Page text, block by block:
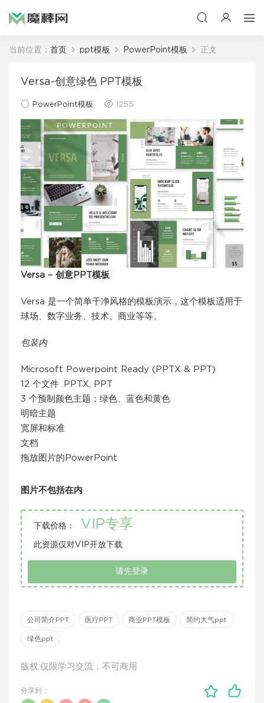
当前位置： 首页 ppt模板 PowerPoint模板 正文
Versa-创意绿色 PPT模板
PowerPoint模板 1255
Versa – 创意PPT模板
Versa 是一个简单干净风格的模板演示，这个模板适用于
球场、数字业务、技术、商业等等。
包装内
Microsoft Powerpoint Ready (PPTX & PPT)
12 个文件 .PPTX, PPT
3 个预制颜色主题：绿色、蓝色和黄色
明暗主题
宽屏和标准
文档
拖放图片的PowerPoint
图片不包括在内
下载价格： VIP专享
此资源仅对VIP开放下载
请先登录
公司简介PPT 医疗PPT 商业PPT模板 简约大气ppt
绿色ppt
版权:仅限学习交流，不可商用
分享到：